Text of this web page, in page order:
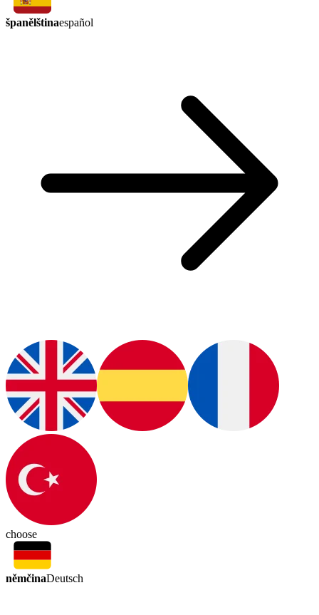
španělštinaespañol
choose
němčinaDeutsch